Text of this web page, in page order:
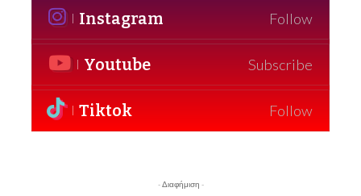
Instagram Follow
Youtube Subscribe
Tiktok Follow
- Διαφήμιση -